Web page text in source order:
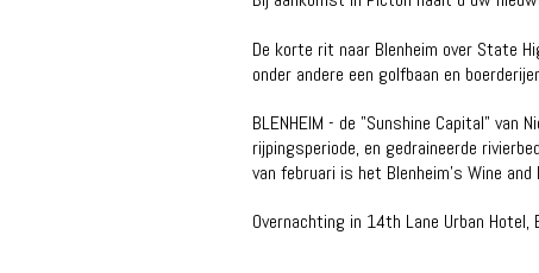
De korte rit naar Blenheim over State
onder andere een golfbaan en
BLENHEIM - de "Sunshine Capital" van
rijpingsperiode, en gedraineerde
van februari is het Blenheim's Wine
Overnachting in 14th Lane Urban Hotel,